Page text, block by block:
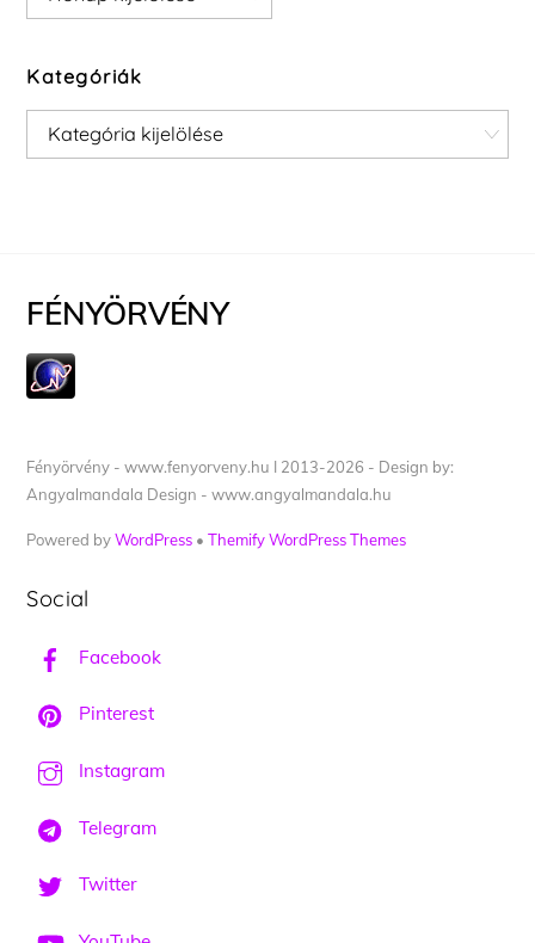
Kategóriák
Kategóriák
FÉNYÖRVÉNY
Fényörvény - www.fenyorveny.hu I 2013-2026 - Design by:
Angyalmandala Design - www.angyalmandala.hu
Powered byWordPress •Themify WordPress Themes
Social
Facebook
Pinterest
Instagram
Telegram
Twitter